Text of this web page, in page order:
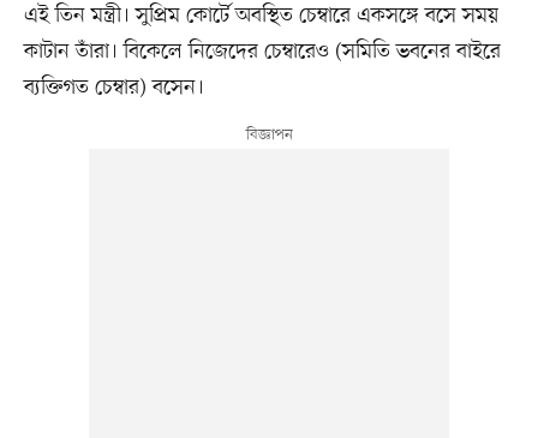
এই তিন মন্ত্রী। সুপ্রিম কোর্টে অবস্থিত চেম্বারে একসঙ্গে বসে সময়
কাটান তাঁরা। বিকেলে নিজেদের চেম্বারেও (সমিতি ভবনের বাইরে
ব্যক্তিগত চেম্বার) বসেন।